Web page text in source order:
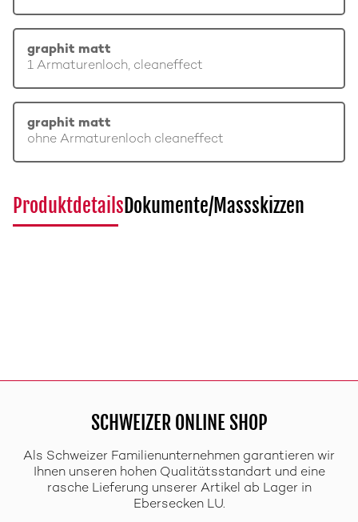
graphit matt
1 Armaturenloch, cleaneffect
graphit matt
ohne Armaturenloch cleaneffect
ProduktdetailsDokumente/Massskizzen
SCHWEIZER ONLINE SHOP
Als Schweizer Familienunternehmen garantieren wir
Ihnen unseren hohen Qualitätsstandart und eine
rasche Lieferung unserer Artikel ab Lager in
Ebersecken LU.